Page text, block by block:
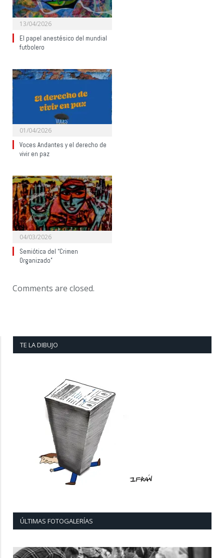
13/04/2026
El papel anestésico del mundial
futbolero
01/04/2026
Voces Andantes y el derecho de
vivir en paz
04/03/2026
Semiótica del “Crimen
Organizado”
Comments are closed.
TE LA DIBUJO
ÚLTIMAS FOTOGALERÍAS